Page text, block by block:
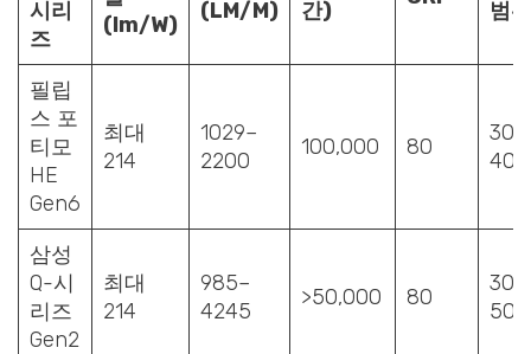
시리
즈
(lm/W)
(LM/M) 간) 범위
필립
스 포
티모
HE
Gen6
최대
214
1029–
2200
100,000 80
삼성
Q-시
리즈
Gen2
최대
214
985–
4245
>50,000 80